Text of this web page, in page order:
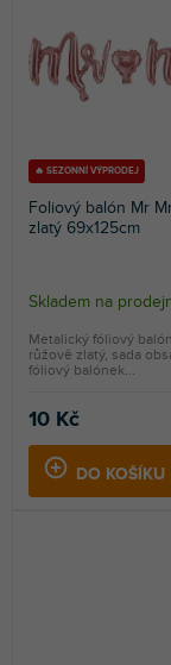
🔥 SEZONNÍ VÝPRODEJ
Foliový balón Mr
zlatý 69x125cm
Skladem na
10 Kč
DO KOŠÍKU
Metalický fóliový
růžově zlatý, sada
fóliový balónek...